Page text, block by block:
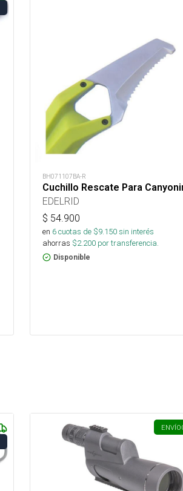
BH071107BA-R
Cuchillo Rescate Para
EDELRID
$ 54.900
en 6cuotas de $9.150sin interés
ahorras $2.200 por transferencia.
Disponible
ENVÍO